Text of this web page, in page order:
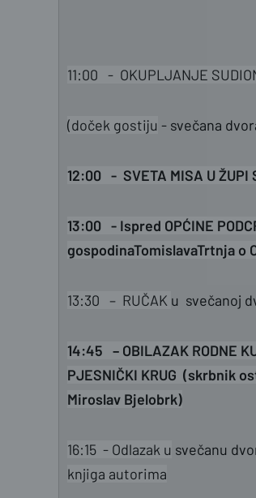
11:00 - OKUPLJANJE
(doček gostiju - svečana
12:00 - SVETA MISA U ŽUPI
13:00 - Ispred OPĆINE
gospodinaTomislavaTrtnja
13:30 – RUČAK u svečanoj
14:45 – OBILAZAK RODNE
PJESNIČKI KRUG (skrbnik
Miroslav Bjelobrk)
16:15 - Odlazak u svečanu
knjiga autorima